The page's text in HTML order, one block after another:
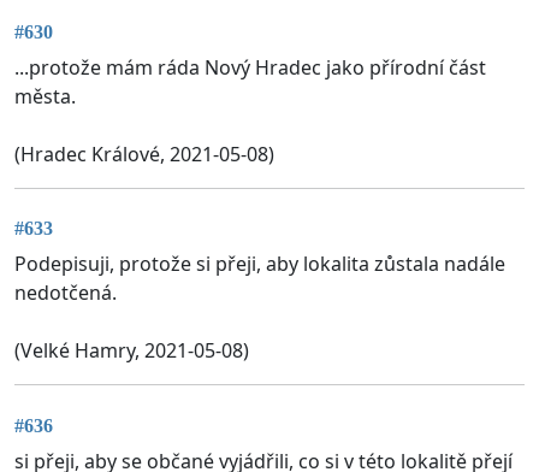
#630
...protože mám ráda Nový Hradec jako přírodní část
města.
(Hradec Králové, 2021-05-08)
#633
Podepisuji, protože si přeji, aby lokalita zůstala nadále
nedotčená.
(Velké Hamry, 2021-05-08)
#636
si přeji, aby se občané vyjádřili, co si v této lokalitě přejí